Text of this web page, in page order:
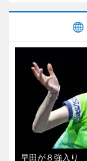
早田が８強入り